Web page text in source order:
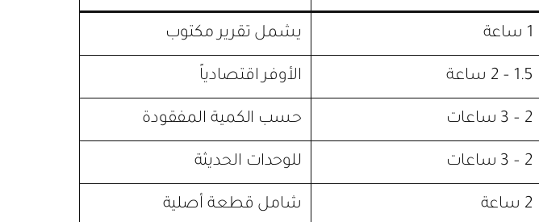
1 ساعة يشمل تقرير مكتوب
1.5 – 2 ساعة الأوفر اقتصادياً
2 – 3 ساعات حسب الكمية المفقودة
2 – 3 ساعات للوحدات الحديثة
2 ساعة شامل قطعة أصلية